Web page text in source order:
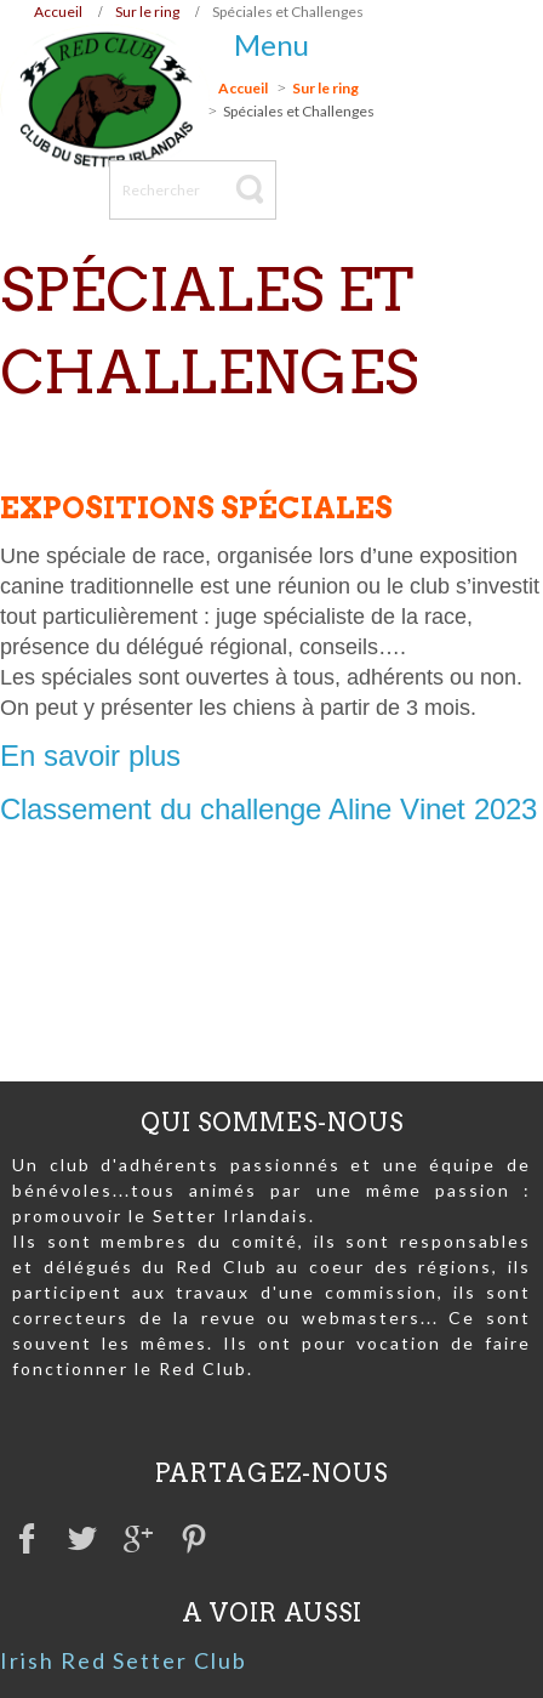
Accueil Sur le ring Spéciales et Challenges
Menu
Accueil
Sur le ring
Spéciales et Challenges
SPÉCIALES ET
CHALLENGES
EXPOSITIONS SPÉCIALES
Une spéciale de race, organisée lors d’une exposition
canine traditionnelle est une réunion ou le club s’investit
tout particulièrement : juge spécialiste de la race,
présence du délégué régional, conseils….
Les spéciales sont ouvertes à tous, adhérents ou non.
On peut y présenter les chiens à partir de 3 mois.
En savoir plus
Classement du challenge Aline Vinet 2023
QUI SOMMES-NOUS
Un club d'adhérents passionnés et une équipe de
bénévoles...tous animés par une même passion :
promouvoir le Setter Irlandais.
Ils sont membres du comité, ils sont responsables
et délégués du Red Club au coeur des régions, ils
participent aux travaux d'une commission, ils sont
correcteurs de la revue ou webmasters... Ce sont
souvent les mêmes. Ils ont pour vocation de faire
fonctionner le Red Club.
PARTAGEZ-NOUS
A VOIR AUSSI
Irish Red Setter Club